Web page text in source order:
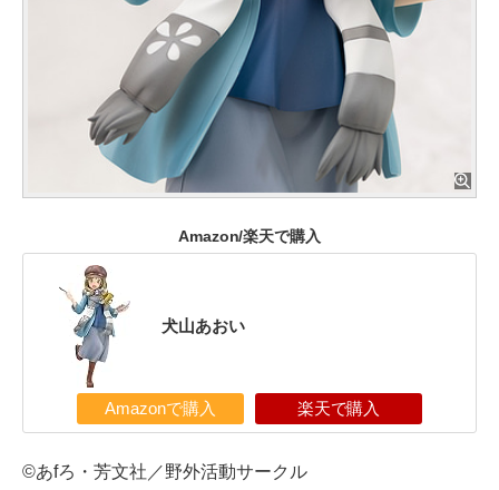
Amazon/楽天で購入
犬山あおい
Amazonで購入 楽天で購入
©あfろ・芳文社／野外活動サークル